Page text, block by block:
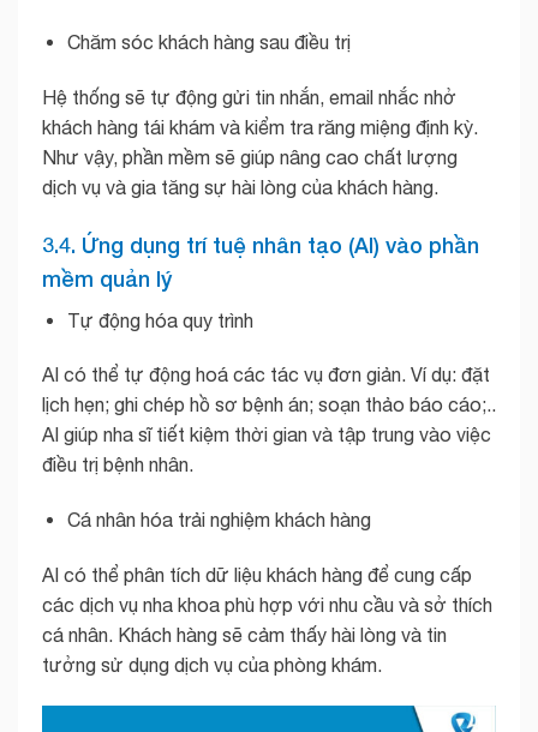
Chăm sóc khách hàng sau điều trị
Hệ thống sẽ tự động gửi tin nhắn, email nhắc nhở
khách hàng tái khám và kiểm tra răng miệng định kỳ.
Như vậy, phần mềm sẽ giúp nâng cao chất lượng
dịch vụ và gia tăng sự hài lòng của khách hàng.
3.4. Ứng dụng trí tuệ nhân tạo (AI) vào phần
mềm quản lý
Tự động hóa quy trình
AI có thể tự động hoá các tác vụ đơn giản. Ví dụ: đặt
lịch hẹn; ghi chép hồ sơ bệnh án; soạn thảo báo cáo;..
AI giúp nha sĩ tiết kiệm thời gian và tập trung vào việc
điều trị bệnh nhân.
Cá nhân hóa trải nghiệm khách hàng
AI có thể phân tích dữ liệu khách hàng để cung cấp
các dịch vụ nha khoa phù hợp với nhu cầu và sở thích
cá nhân. Khách hàng sẽ cảm thấy hài lòng và tin
tưởng sử dụng dịch vụ của phòng khám.